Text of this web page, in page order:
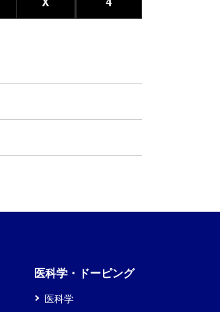
医科学・ドーピング
医科学